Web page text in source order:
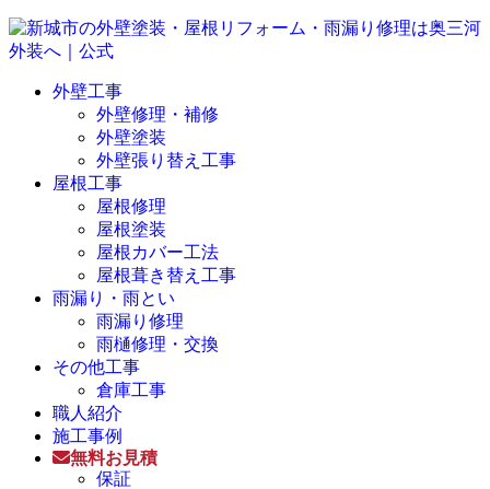
外壁工事
外壁修理・補修
外壁塗装
外壁張り替え工事
屋根工事
屋根修理
屋根塗装
屋根カバー工法
屋根葺き替え工事
雨漏り・雨とい
雨漏り修理
雨樋修理・交換
その他工事
倉庫工事
職人紹介
施工事例
無料お見積
保証